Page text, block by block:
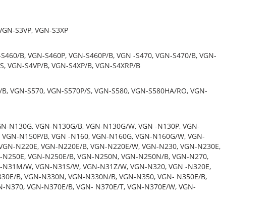
S3VP, VGN-S3XP
B, VGN-S460P, VGN-S460P/B, VGN -S470, VGN-S470/B, VGN-
VGN-S4VP/B, VGN-S4XP/B, VGN-S4XRP/B
VGN-S570, VGN-S570P/S, VGN-S580, VGN-S580HA/RO, VGN-
N130G, VGN-N130G/B, VGN-N130G/W, VGN -N130P, VGN-
N150P/B, VGN -N160, VGN-N160G, VGN-N160G/W, VGN-
N220E, VGN-N220E/B, VGN-N220E/W, VGN-N230, VGN-N230E,
VGN-N250E/B, VGN-N250N, VGN-N250N/B, VGN-N270,
W, VGN-N31S/W, VGN-N31Z/W, VGN-N320, VGN -N320E,
B, VGN-N330N, VGN-N330N/B, VGN-N350, VGN- N350E/B,
VGN-N370E/B, VGN- N370E/T, VGN-N370E/W, VGN-